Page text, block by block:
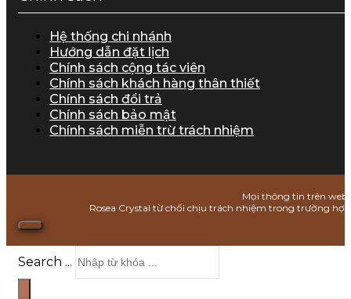
Hệ thống chi nhánh
Hướng dẫn đặt lịch
Chính sách cộng tác viên
Chính sách khách hàng thân thiết
Chính sách đổi trả
Chính sách bảo mật
Chính sách miễn trừ trách nhiệm
Mọi thông tin trên
Rosea Crystal từ chối chịu trách nhiệm trong trường
Search ...